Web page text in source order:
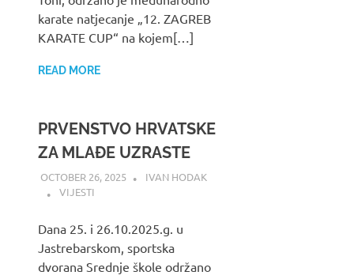
karate natjecanje „12. ZAGREB
KARATE CUP“ na kojem[…]
READ MORE
PRVENSTVO HRVATSKE
ZA MLAĐE UZRASTE
OCTOBER 26, 2025
IVAN HODAK
VIJESTI
Dana 25. i 26.10.2025.g. u
Jastrebarskom, sportska
dvorana Srednje škole održano